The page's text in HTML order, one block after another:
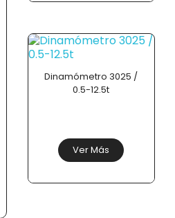
Dinamómetro 3025 /
0.5-12.5t
Ver Más